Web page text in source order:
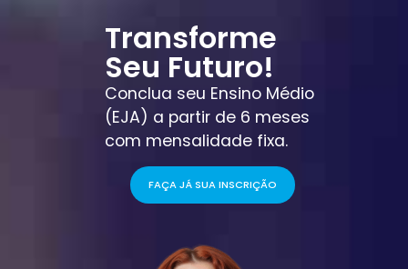
Transforme
Seu Futuro!
Conclua seu Ensino Médio
(EJA) a partir de 6 meses
com mensalidade fixa.
FAÇA JÁ SUA INSCRIÇÃO